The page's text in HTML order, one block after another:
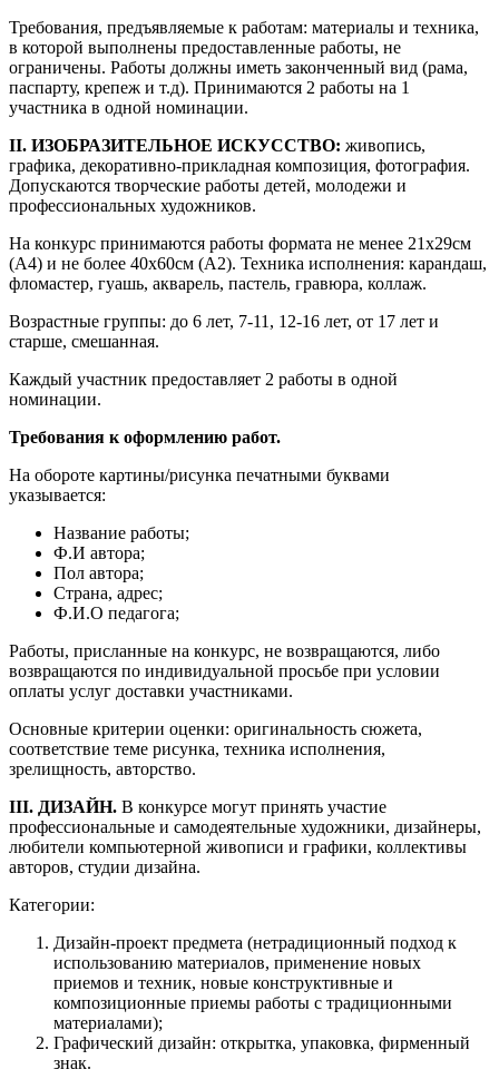
Требования, предъявляемые к работам: материалы и техника,
в которой выполнены предоставленные работы, не
ограничены. Работы должны иметь законченный вид (рама,
паспарту, крепеж и т.д). Принимаются 2 работы на 1
участника в одной номинации.
II. ИЗОБРАЗИТЕЛЬНОЕ ИСКУССТВО: живопись,
графика, декоративно-прикладная композиция, фотография.
Допускаются творческие работы детей, молодежи и
профессиональных художников.
На конкурс принимаются работы формата не менее 21х29см
(А4) и не более 40х60см (А2). Техника исполнения: карандаш,
фломастер, гуашь, акварель, пастель, гравюра, коллаж.
Возрастные группы: до 6 лет, 7-11, 12-16 лет, от 17 лет и
старше, смешанная.
Каждый участник предоставляет 2 работы в одной
номинации.
Требования к оформлению работ.
На обороте картины/рисунка печатными буквами
указывается:
Название работы;
Ф.И автора;
Пол автора;
Страна, адрес;
Ф.И.О педагога;
Работы, присланные на конкурс, не возвращаются, либо
возвращаются по индивидуальной просьбе при условии
оплаты услуг доставки участниками.
Основные критерии оценки: оригинальность сюжета,
соответствие теме рисунка, техника исполнения,
зрелищность, авторство.
III. ДИЗАЙН. В конкурсе могут принять участие
профессиональные и самодеятельные художники, дизайнеры,
любители компьютерной живописи и графики, коллективы
авторов, студии дизайна.
Категории:
Дизайн-проект предмета (нетрадиционный подход к
использованию материалов, применение новых
приемов и техник, новые конструктивные и
композиционные приемы работы с традиционными
материалами);
Графический дизайн: открытка, упаковка, фирменный
знак.